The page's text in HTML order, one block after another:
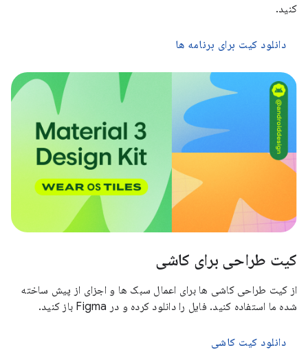
کنید.
دانلود کیت برای برنامه ها
کیت طراحی برای کاشی
از کیت طراحی کاشی ها برای اعمال سبک ها و اجزای از پیش ساخته
شده ما استفاده کنید. فایل را دانلود کرده و در Figma باز کنید.
دانلود کیت کاشی